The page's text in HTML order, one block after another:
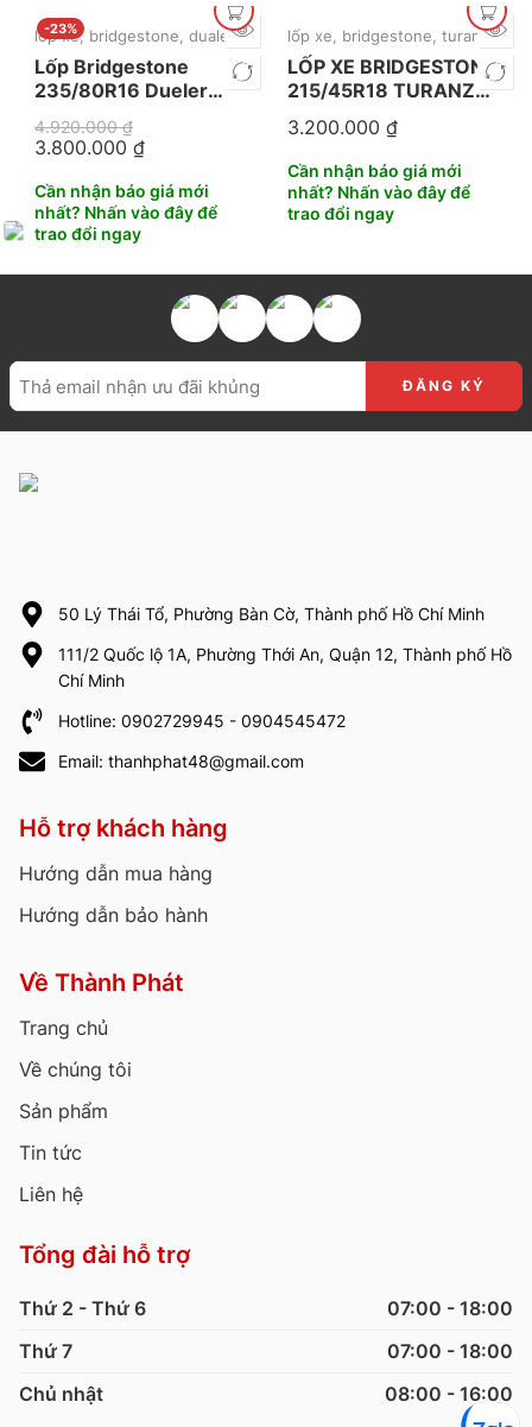
-23%
lốp xe, bridgestone, dualer ,mới nhất
Lốp Bridgestone
235/80R16 Dueler
689
4.920.000₫
3.800.000 ₫
Cần nhận báo giá mới
nhất? Nhấn vào đây để
trao đổi ngay
lốp xe, bridgestone, turanza ,
LỐP XE BRIDGESTONE
215/45R18 TURANZA
T06
3.200.000 ₫
Cần nhận báo giá mới
nhất? Nhấn vào đây để
trao đổi ngay
50 Lý Thái Tổ, Phường Bàn Cờ, Thành phố Hồ Chí Minh
111/2 Quốc lộ 1A, Phường Thới An, Quận 12, Thành phố Hồ
Chí Minh
Hotline: 0902729945 - 0904545472
Email: thanhphat48@gmail.com
Hỗ trợ khách hàng
Hướng dẫn mua hàng
Hướng dẫn bảo hành
Về Thành Phát
Trang chủ
Về chúng tôi
Sản phẩm
Tin tức
Liên hệ
Tổng đài hỗ trợ
Thứ 2 - Thứ 6
07:00 - 18:00
Thứ 7
07:00 - 18:00
Chủ nhật
08:00 - 16:00